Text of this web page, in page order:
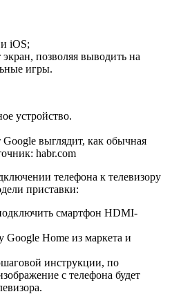
iOS;
позволяя выводить на
игры.
устройство.
Google выглядит, как обычная
habr.com
телефона к телевизору
приставки:
смартфон HDMI-
Google Home из маркета и
инструкции, по
с телефона будет